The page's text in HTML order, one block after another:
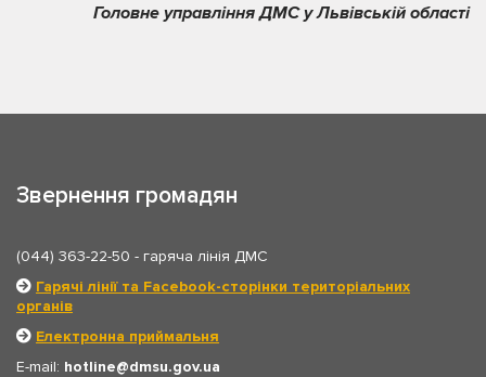
Головне управління ДМС у Львівській області
Звернення громадян
(044) 363-22-50 - гаряча лінія ДМС
Гарячі лінії та Facebook-сторінки територіальних
органів
Електронна приймальня
E-mail: hotline
dmsu.gov.ua